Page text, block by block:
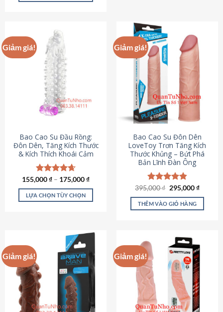
có
nhiều
biến
thể.
Các
tùy
chọn
có
chọn
trên
trang
sản
phẩm
Giảm giá!
Bao Cao Su Đầu Rồng:
Đôn Dên, Tăng Kích Thước
& Kích Thích Khoái Cảm
Được xếp
hạng4.69
5 sao
155,000₫ – 175,000₫
LỰA CHỌN TÙY CHỌN
nhiều
biến
thể.
Các
tùy
chọn
Giảm giá!
Bao Cao Su Đôn Dên
LoveToy Trơn Tăng Kích
Thước Khủng – Bứt Phá
Bản Lĩnh Đàn Ông
Được xếp
hạng4.82
5 sao
395,000₫ Giá
là:
395,000 ₫.
295,000₫Giá
tại
THÊM VÀO GIỎ HÀNG
Giảm giá! Giảm giá!